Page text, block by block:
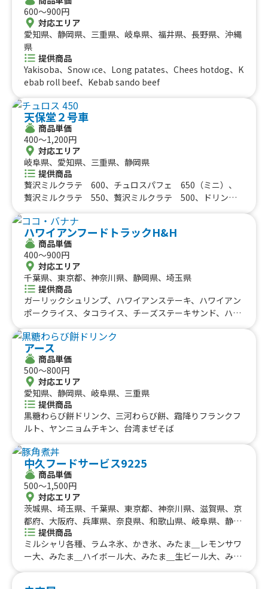
600〜900円
対応エリア
愛知県、静岡県、三重県、岐阜県、福井県、長野県、沖縄
県
提供商品
Yakisoba、Snow ıce、Long patates、Chees hotdog、K
ebab roll beef、Kebab sando beef
天保堂２号車
商品単価
400〜1,200円
対応エリア
岐阜県、愛知県、三重県、静岡県
提供商品
贅沢ミルクラテ 600、チュロスパフェ 650（ミニ）、
贅沢ミルクラテ 550、贅沢ミルクラテ 500、ドリンク
チュロスパフェ 900、チュロスパフェ 850、かき氷、たま
り唐揚げ、ふりふりポテト、チーズハットグ、ネギ塩豚カ
ルビ丼、牛すき鍋丼 900、牛タン元丼 1200、牛たん
丼 1000（相盛り）、牛たん串
ハワイアンフードトラックH&H
商品単価
400〜900円
対応エリア
千葉県、東京都、神奈川県、静岡県、埼玉県
提供商品
ガーリックシュリンプ、ハワイアンステーキ、ハワイアン
ポークライス、タコライス、チーズステーキサンド、ハワ
アース
商品単価
500〜800円
対応エリア
愛知県、静岡県、岐阜県、三重県
提供商品
黒糖わらび餅ドリンク、三河わらび餅、霜降りフランクフ
ルト、ヤンニョムチキン、台湾まぜそば
中久フードサービス9225
商品単価
500〜1,500円
対応エリア
茨城県、埼玉県、千葉県、東京都、神奈川県、滋賀県、京
都府、大阪府、兵庫県、奈良県、和歌山県、岐阜県、静岡
県、愛知県、三重県
提供商品
ミルシャリ各種、ラムネ氷、かき氷、みたま＿レモンサワ
ー大、みたま＿ハイボール大、みたま＿生ビール大、みた